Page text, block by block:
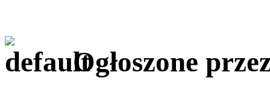
Ogłoszone